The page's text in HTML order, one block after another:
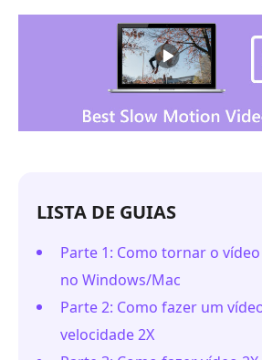
LISTA DE GUIAS
Parte 1: Como tornar o
no Windows/Mac
Parte 2: Como fazer um
velocidade 2X